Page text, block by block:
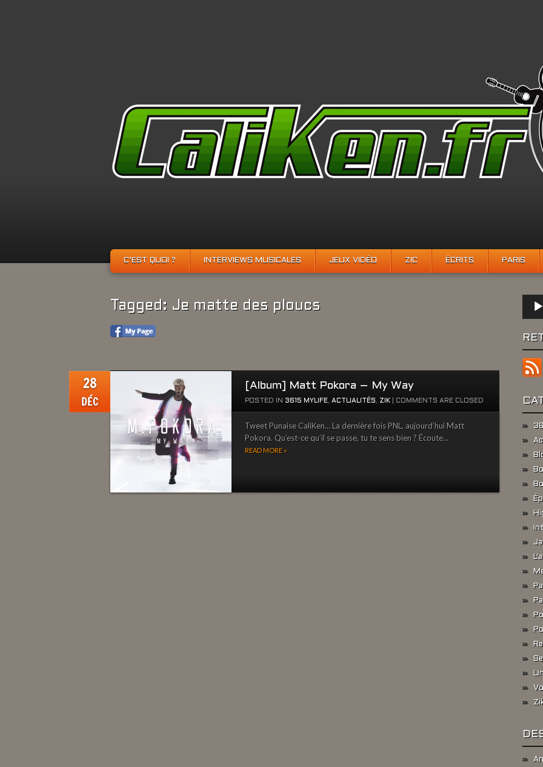
C’EST QUOI ? INTERVIEWS MUSICALES JEUX VIDÉO ZIC ÉCRITS PARIS
Tagged: Je matte des ploucs
28
DÉC
[Album] Matt Pokora – My Way
POSTED IN 3615 MYLIFE, ACTUALITÉS , ZIK COMMENTS ARE CLOSED
Tweet Punaise CaliKen… La dernière fois PNL, aujourd’hui Matt
Pokora. Qu’est-ce qu’il se passe, tu te sens bien ? Écoute...
READ MORE »
audio